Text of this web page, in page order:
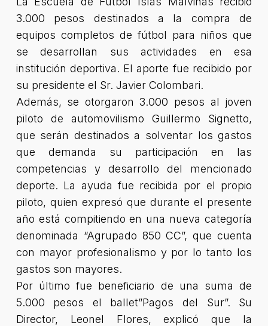
3.000 pesos destinados a la compra de
equipos completos de fútbol para niños que
se desarrollan sus actividades en esa
institución deportiva. El aporte fue recibido por
su presidente el Sr. Javier Colombari.
Además, se otorgaron 3.000 pesos al joven
piloto de automovilismo Guillermo Signetto,
que serán destinados a solventar los gastos
que demanda su participación en las
competencias y desarrollo del mencionado
deporte. La ayuda fue recibida por el propio
piloto, quien expresó que durante el presente
año está compitiendo en una nueva categoría
denominada “Agrupado 850 CC”, que cuenta
con mayor profesionalismo y por lo tanto los
gastos son mayores.
Por último fue beneficiario de una suma de
5.000 pesos el ballet”Pagos del Sur”. Su
Director, Leonel Flores, explicó que la